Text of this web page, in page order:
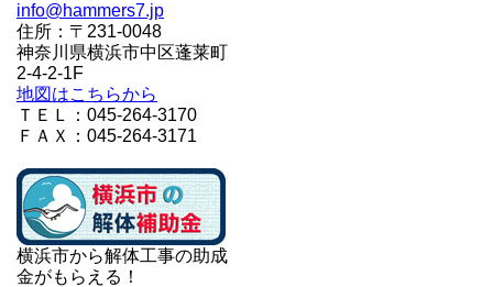
info@hammers7.jp
住所：〒231-0048
神奈川県横浜市中区蓬莱町
2-4-2-1F
地図はこちらから
ＴＥＬ：045-264-3170
ＦＡＸ：045-264-3171
横浜市から解体工事の助成
金がもらえる！